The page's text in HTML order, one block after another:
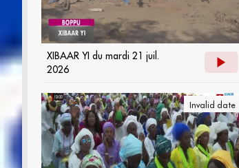
XIBAAR YI du mardi 21 juil.
2026
Invalid date